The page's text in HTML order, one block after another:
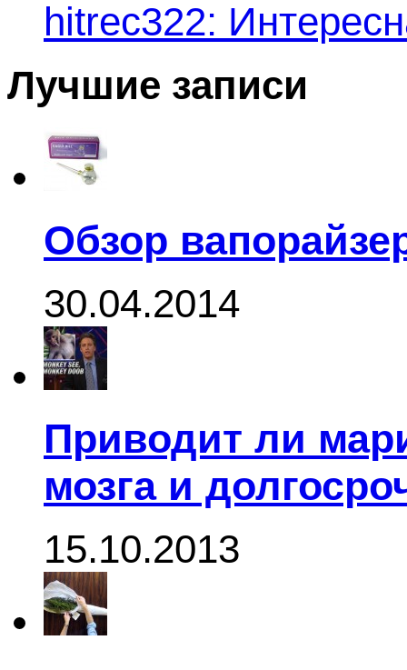
hitrec322:
Лучшие записи
Обзор
30.04.2014
Приводит ли
мозга и
15.10.2013